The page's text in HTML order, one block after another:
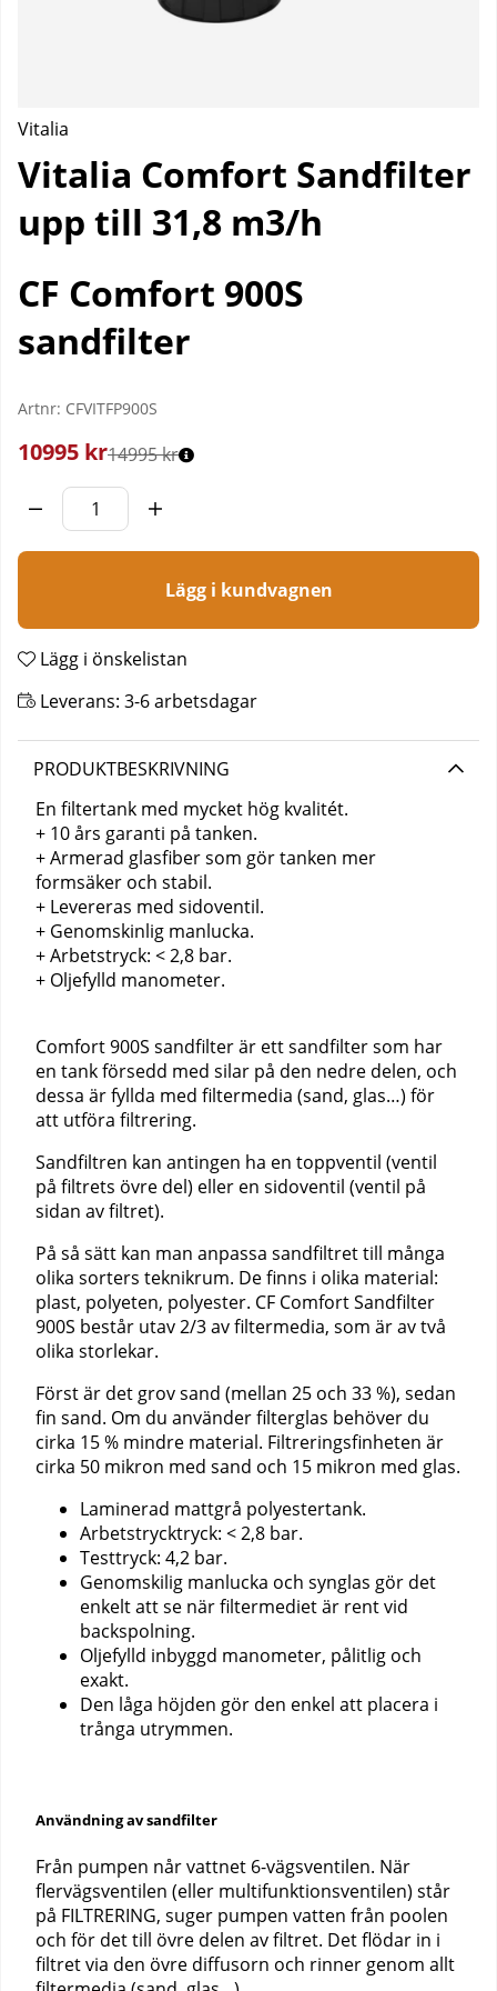
Vitalia
Vitalia Comfort Sandfilter
upp till 31,8 m3/h
CF Comfort 900S
sandfilter
Artnr: CFVITFP900S
10995 kr14995 kr
Lägg i kundvagnen
Lägg i önskelistan
Leverans: 3-6 arbetsdagar
PRODUKTBESKRIVNING
En filtertank med mycket hög kvalitét.
+ 10 års garanti på tanken.
+ Armerad glasfiber som gör tanken mer
formsäker och stabil.
+ Levereras med sidoventil.
+ Genomskinlig manlucka.
+ Arbetstryck: < 2,8 bar.
+ Oljefylld manometer.
Comfort 900S sandfilter är ett sandfilter som har
en tank försedd med silar på den nedre delen, och
dessa är fyllda med filtermedia (sand, glas…) för
att utföra filtrering.
Sandfiltren kan antingen ha en toppventil (ventil
på filtrets övre del) eller en sidoventil (ventil på
sidan av filtret).
På så sätt kan man anpassa sandfiltret till många
olika sorters teknikrum. De finns i olika material:
plast, polyeten, polyester. CF Comfort Sandfilter
900S består utav 2/3 av filtermedia, som är av två
olika storlekar.
Först är det grov sand (mellan 25 och 33 %), sedan
fin sand. Om du använder filterglas behöver du
cirka 15 % mindre material. Filtreringsfinheten är
cirka 50 mikron med sand och 15 mikron med glas.
Laminerad mattgrå polyestertank.
Arbetstrycktryck: < 2,8 bar.
Testtryck: 4,2 bar.
Genomskilig manlucka och synglas gör det
enkelt att se när filtermediet är rent vid
backspolning.
Oljefylld inbyggd manometer, pålitlig och
exakt.
Den låga höjden gör den enkel att placera i
trånga utrymmen.
Användning av sandfilter
Från pumpen når vattnet 6-vägsventilen. När
flervägsventilen (eller multifunktionsventilen) står
på FILTRERING, suger pumpen vatten från poolen
och för det till övre delen av filtret. Det flödar in i
filtret via den övre diffusorn och rinner genom allt